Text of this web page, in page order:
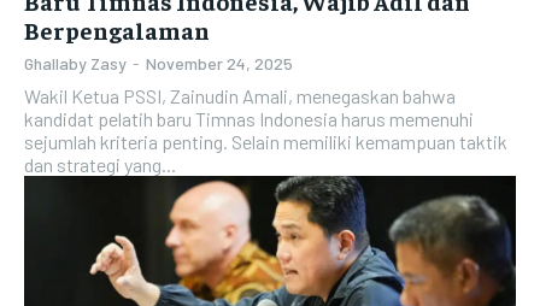
Berpengalaman
Ghallaby Zasy - November 24, 2025
Wakil Ketua PSSI, Zainudin Amali, menegaskan bahwa
kandidat pelatih baru Timnas Indonesia harus memenuhi
sejumlah kriteria penting. Selain memiliki kemampuan taktik
dan strategi yang...